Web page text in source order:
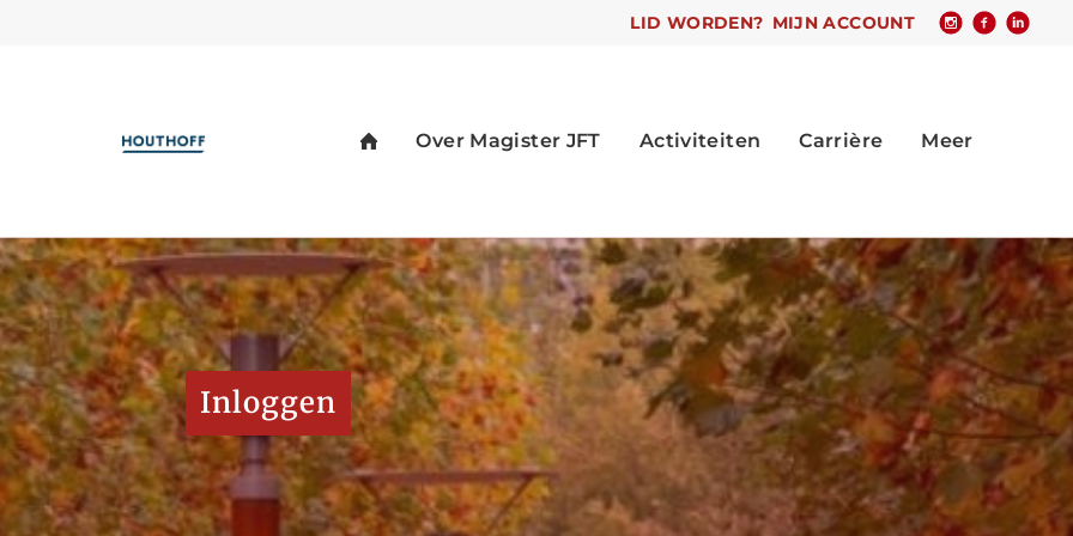
LID WORDEN? MIJN ACCOUNT
Inloggen